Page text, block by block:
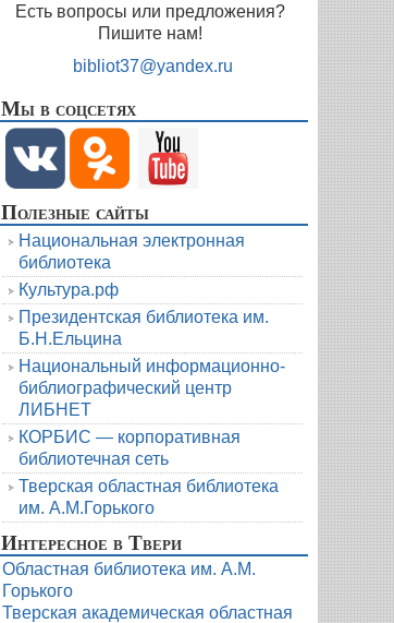
Есть вопросы или предложения?
Пишите нам!
bibliot37@yandex.ru
Мы в соцсетях
Полезные сайты
Национальная электронная
библиотека
Культура.рф
Президентская библиотека им.
Б.Н.Ельцина
Национальный информационно-
библиографический центр
ЛИБНЕТ
КОРБИС — корпоративная
библиотечная сеть
Тверская областная библиотека
им. А.М.Горького
Интересное в Твери
Областная библиотека им. А.М.
Горького
Тверская академическая областная